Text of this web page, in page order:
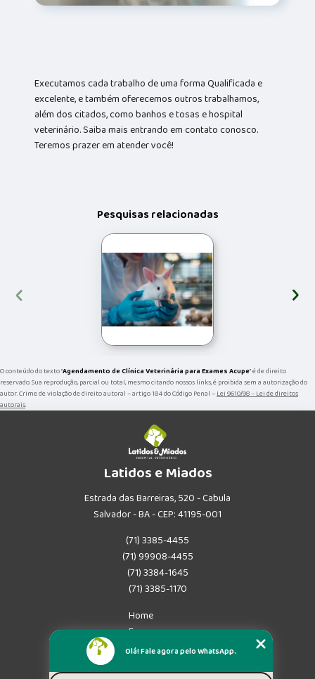
Executamos cada trabalho de uma forma Qualificada e
excelente, e também oferecemos outros trabalhamos,
além dos citados, como banhos e tosas e hospital
veterinário. Saiba mais entrando em contato conosco.
Teremos prazer em atender você!
Pesquisas relacionadas
‹ ›
O conteúdo do texto "Agendamento de Clínica Veterinária para Exames Acupe" é de direito
reservado. Sua reprodução, parcial ou total, mesmo citando nossos links, é proibida sem a autorização do
autor. Crime de violação de direito autoral – artigo 184 do Código Penal –Lei 9610/98 - Lei de direitos
autorais.
Latidos e Miados
Estrada das Barreiras, 520 - Cabula
Salvador - BA - CEP: 41195-001
(71) 3385-4455
(71) 99908-4455
(71) 3384-1645
(71) 3385-1170
Home
Empresa
Missão
Olá! Fale agora pelo WhatsApp.